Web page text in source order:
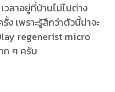
วลาอยู่ที่บ้านไม่ไปต่าง
เพราะรู้สึกว่าตัวนี้น่าจะ
regenerist micro
ก ๆ ครับ